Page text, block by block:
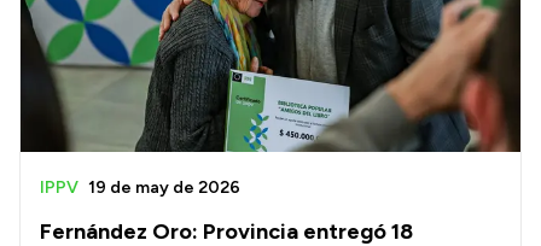
Fernández Oro: Provincia entregó 18
IPPV 19 de may de 2026